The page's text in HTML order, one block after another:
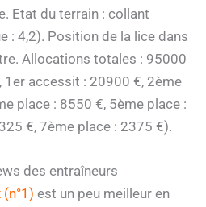
Etat du terrain : collant
: 4,2). Position de la lice dans
Allocations totales : 95000
1er accessit : 20900 €, 2ème
place : 8550 €, 5ème place :
€, 7ème place : 2375 €).
des entraîneurs
est un peu meilleur en